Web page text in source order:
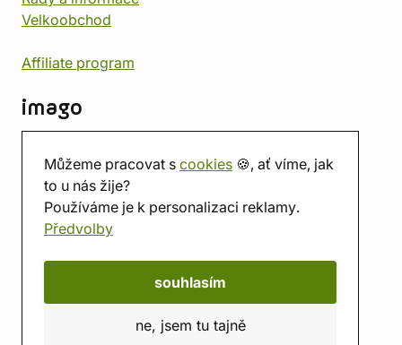
Můžeme pracovat s cookies 🍪, ať víme, jak
to u nás žije?
Používáme je k personalizaci reklamy.
Předvolby
souhlasím
ne, jsem tu tajně
Velkoobchod
Affiliate program
imago
Prodejna
Herna
O nás
Hodnocení obchodu